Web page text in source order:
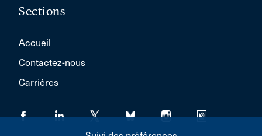
Sections
Accueil
Contactez-nous
Carrières